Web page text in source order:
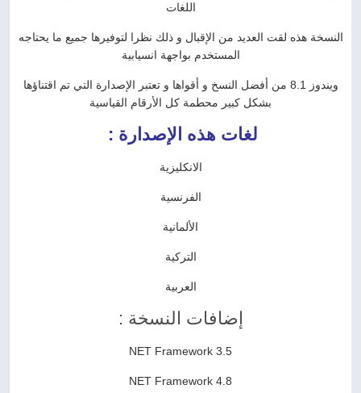
اللغات
النسخة هذه لقت العديد من الإقبال و ذلك نظرا لتوفيرها جميع ما يحتاجه
المستخدم بواجهة انسيابية
ويندوز 8.1 من أفضل النسخ و أقواها و تعتبر الإصدارة التي تم اقتناؤها
بشكل كبير محطمة كل الأرقام القياسية
لغات هذه الإصدارة :
الانكليزية
الفرنسية
الألمانية
التركية
العربية
إضافات النسخة :
NET Framework 3.5
NET Framework 4.8